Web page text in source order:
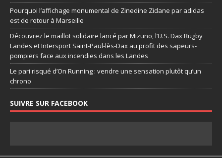
Pourquoi l’affichage monumental de Zinedine Zidane par adidas
est de retour à Marseille
Découvrez le maillot solidaire lancé par Mizuno, l’U.S. Dax Rugby
Landes et Intersport Saint-Paul-lès-Dax au profit des sapeurs-
pompiers face aux incendies dans les Landes
Le pari risqué d’On Running : vendre une sensation plutôt qu’un
chrono
SUIVRE SUR FACEBOOK